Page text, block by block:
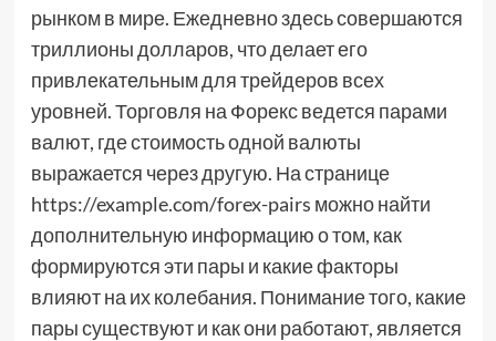
рынком в мире. Ежедневно здесь совершаются
триллионы долларов, что делает его
привлекательным для трейдеров всех
уровней. Торговля на Форекс ведется парами
валют, где стоимость одной валюты
выражается через другую. На странице
https://example.com/forex-pairs можно найти
дополнительную информацию о том, как
формируются эти пары и какие факторы
влияют на их колебания. Понимание того, какие
пары существуют и как они работают, является